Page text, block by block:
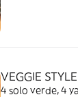
VEGGIE STYLE
4 solo verde, 4